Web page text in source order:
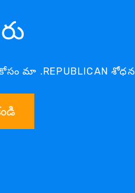
మా .REPUBLICAN శోధన